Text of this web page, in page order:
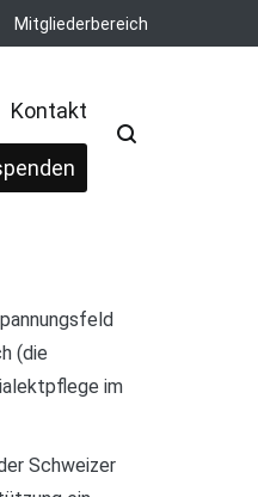
Mitgliederbereich
Kontakt
(die
im
Schweizer